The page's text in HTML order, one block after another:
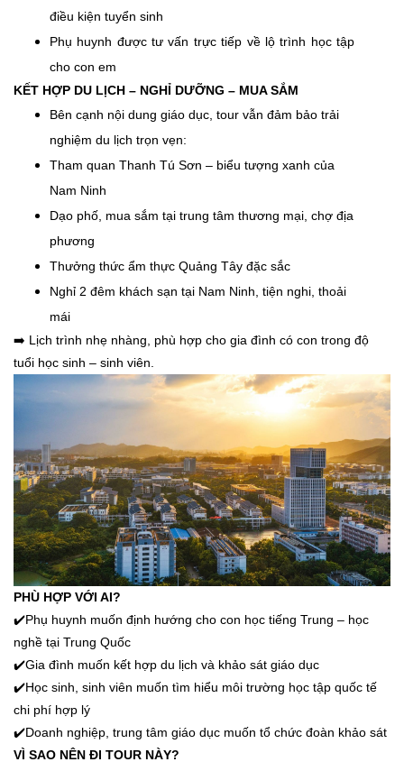
điều kiện tuyển sinh
Phụ huynh được tư vấn trực tiếp về lộ trình học tập
cho con em
KẾT HỢP DU LỊCH – NGHỈ DƯỠNG – MUA SẮM
Bên cạnh nội dung giáo dục, tour vẫn đảm bảo trải
nghiệm du lịch trọn vẹn:
Tham quan Thanh Tú Sơn – biểu tượng xanh của
Nam Ninh
Dạo phố, mua sắm tại trung tâm thương mại, chợ địa
phương
Thưởng thức ẩm thực Quảng Tây đặc sắc
Nghỉ 2 đêm khách sạn tại Nam Ninh, tiện nghi, thoải
mái
➡️ Lịch trình nhẹ nhàng, phù hợp cho gia đình có con trong độ
tuổi học sinh – sinh viên.
PHÙ HỢP VỚI AI?
✔️Phụ huynh muốn định hướng cho con học tiếng Trung – học
nghề tại Trung Quốc
✔️Gia đình muốn kết hợp du lịch và khảo sát giáo dục
✔️Học sinh, sinh viên muốn tìm hiểu môi trường học tập quốc tế
chi phí hợp lý
✔️Doanh nghiệp, trung tâm giáo dục muốn tổ chức đoàn khảo sát
VÌ SAO NÊN ĐI TOUR NÀY?